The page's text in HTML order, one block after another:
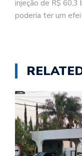
injeção de R$ 60,3
poderia ter um